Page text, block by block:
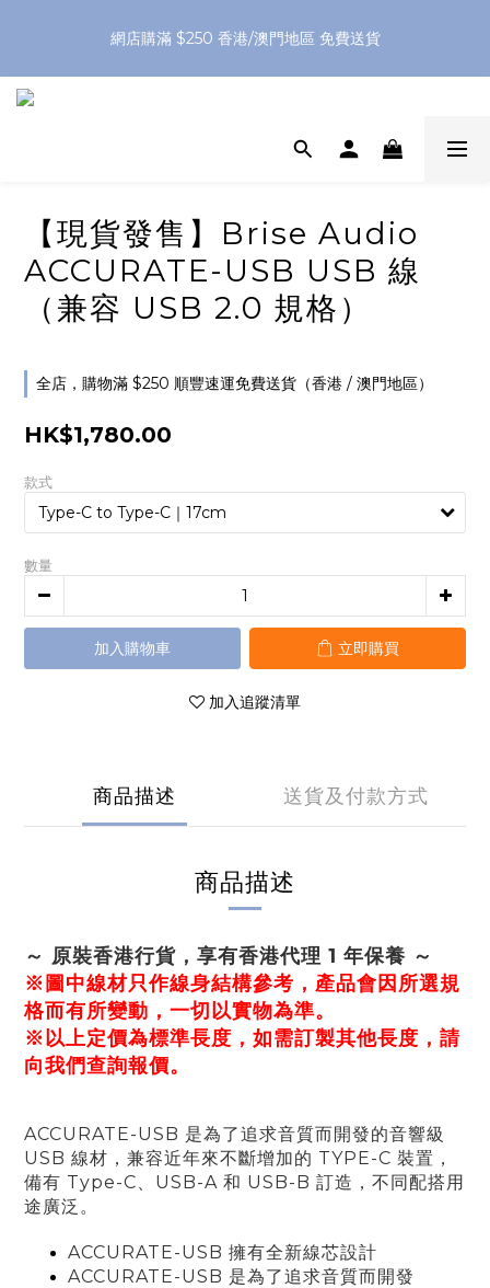
網店購滿 $250 香港/澳門地區 免費送貨
XPay（先買後付 免息分 3 期）- 新用戶首次消費滿 HK$100 即
【現貨發售】Brise Audio
ACCURATE-USB USB 線
（兼容 USB 2.0 規格）
全店，購物滿 $250 順豐速運免費送貨（香港 / 澳門地區）
HK$1,780.00
款式
數量
加入購物車 立即購買
加入追蹤清單
商品描述 送貨及付款方式
商品描述
～ 原裝香港行貨，享有香港代理 1 年保養 ～
※圖中線材只作線身結構參考，產品會因所選規
格而有所變動，一切以實物為準。
※以上定價為標準長度，如需訂製其他長度，請
向我們查詢報價。
ACCURATE-USB 是為了追求音質而開發的音響級
USB 線材，兼容近年來不斷增加的 TYPE-C 裝置 ，
備有 Type-C、USB-A 和 USB-B 訂造 ， 不同配搭用
途廣泛 。
ACCURATE-USB 擁有全新線芯設計
ACCURATE-USB 是為了追求音質而開發